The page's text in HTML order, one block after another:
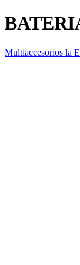
Multiaccesorios la